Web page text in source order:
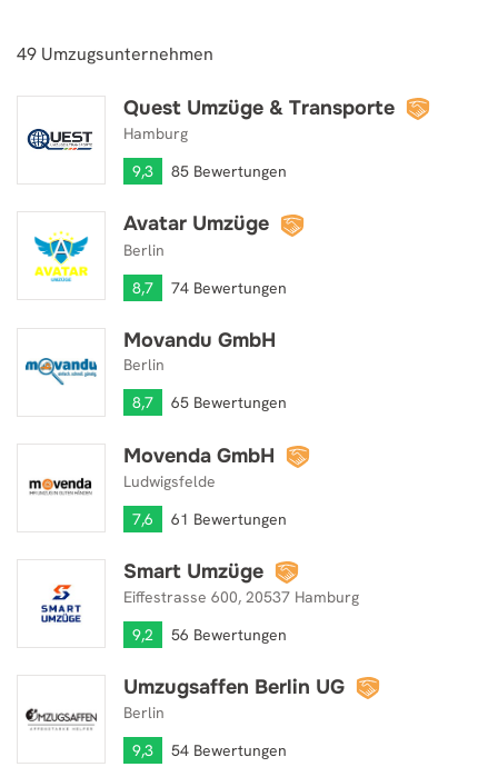
49 Umzugsunternehmen
Quest Umzüge & Transporte
Hamburg
9,3
85 Bewertungen
Quest Umzüge & Transporte
Avatar Umzüge
Berlin
8,7
74 Bewertungen
Avatar Umzüge
Movandu GmbH
Berlin
8,7
65 Bewertungen
Movandu GmbH
Movenda GmbH
Ludwigsfelde
7,6
61 Bewertungen
Movenda GmbH
Smart Umzüge
Eiffestrasse 600, 20537 Hamburg
9,2
56 Bewertungen
Smart Umzüge
Umzugsaffen Berlin UG
Berlin
9,3
54 Bewertungen
Umzugsaffen Berlin UG